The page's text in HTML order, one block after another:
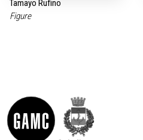
Tamayo Rufino
Figure